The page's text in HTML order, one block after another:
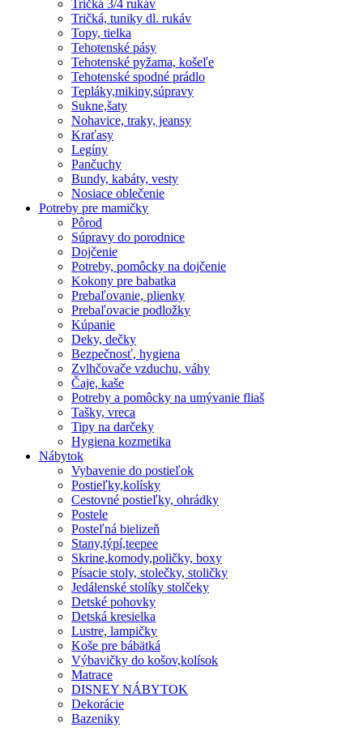
Tričká 3/4 rukáv
Tričká, tuniky dl. rukáv
Topy, tielka
Tehotenské pásy
Tehotenské pyžama, košeľe
Tehotenské spodné prádlo
Tepláky,mikiny,súpravy
Sukne,šaty
Nohavice, traky, jeansy
Kraťasy
Legíny
Pančuchy
Bundy, kabáty, vesty
Nosiace oblečenie
Potreby pre mamičky
Pôrod
Súpravy do porodnice
Dojčenie
Potreby, pomôcky na dojčenie
Kokony pre babatka
Prebaľovanie, plienky
Prebaľovacie podložky
Kúpanie
Deky, dečky
Bezpečnosť, hygiena
Zvlhčovače vzduchu, váhy
Čaje, kaše
Potreby a pomôcky na umývanie fliaš
Tašky, vreca
Tipy na darčeky
Hygiena kozmetika
Nábytok
Vybavenie do postieľok
Postieľky,kolísky
Cestovné postieľky, ohrádky
Postele
Posteľná bielizeň
Stany,týpí,teepee
Skrine,komody,poličky, boxy
Písacie stoly, stolečky, stoličky
Jedálenské stolíky stolčeky
Detské pohovky
Detská kresielka
Lustre, lampičky
Koše pre bábätká
Výbavičky do košov,kolísok
Matrace
DISNEY NÁBYTOK
Dekorácie
Bazeniky